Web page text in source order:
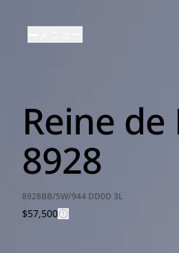
Reine de
8928
8928BB/5W/944 DD0D 3L
$57,500